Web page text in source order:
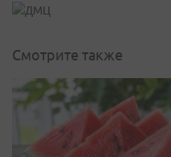
Смотрите также